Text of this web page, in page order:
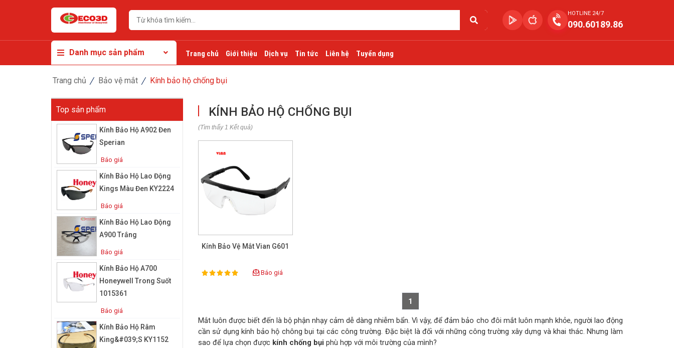
HOTLINE 24/7
090.60189.86
Danh mục sản phẩm Trang chủ Giới thiệu Dịch vụ Tin tức Liên hệ Tuyển dụng
Trang chủ Bảo vệ mắt Kính bảo hộ chống bụi
Top sản phẩm
Kính Bảo Hộ A902 Đen
Sperian
Báo giá
Kính Bảo Hộ Lao Động
Kings Màu Đen KY2224
Báo giá
Kính Bảo Hộ Lao Động
A900 Trắng
Báo giá
Kính Bảo Hộ A700
Honeywell Trong Suốt
1015361
Báo giá
Kính Bảo Hộ Râm
King&#039;s KY1152
KÍNH BẢO HỘ CHỐNG BỤI
(Tìm thấy 1 Kết quả)
Kính Bảo Vệ Mắt Vian G601
Rating:
100% Báo giá
1
Mắt luôn được biết đến là bộ phận nhạy cảm dễ dàng nhiễm bẩn. Vì vậy, để đảm bảo cho đôi mắt luôn mạnh khỏe, người lao động
cần sử dụng kính bảo hộ chông bụi tại các công trường. Đặc biệt là đối với những công trường xây dựng và khai thác. Nhưng làm
sao để lựa chọn được kính chống bụi phù hợp với môi trường của mình?